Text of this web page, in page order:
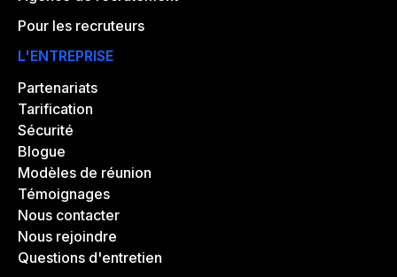
Pour les recruteurs
L'ENTREPRISE
Partenariats
Tarification
Sécurité
Blogue
Modèles de réunion
Témoignages
Nous contacter
Nous rejoindre
Questions d'entretien